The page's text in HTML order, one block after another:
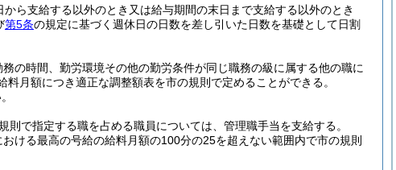
ら支給する以外のとき又は給与期間の末日まで支給する以外のとき
第5条の規定に基づく週休日の日数を差し引いた日数を基礎として日割
の時間、勤労環境その他の勤労条件が同じ職務の級に属する他の職に
月額につき適正な調整額表を市の規則で定めることができる。
で指定する職を占める職員については、管理職手当を支給する。
ける最高の号給の給料月額の100分の25を超えない範囲内で市の規則